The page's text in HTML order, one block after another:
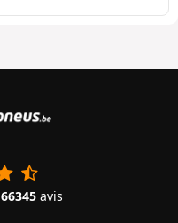
66345 avis